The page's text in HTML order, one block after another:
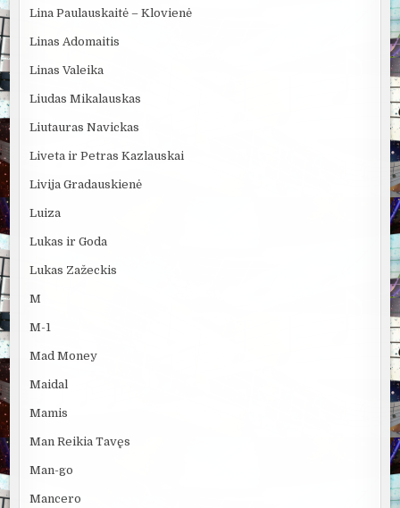
Lina Paulauskaitė – Klovienė
Linas Adomaitis
Linas Valeika
Liudas Mikalauskas
Liutauras Navickas
Liveta ir Petras Kazlauskai
Livija Gradauskienė
Luiza
Lukas ir Goda
Lukas Zažeckis
M
M-1
Mad Money
Maidal
Mamis
Man Reikia Tavęs
Man-go
Mancero